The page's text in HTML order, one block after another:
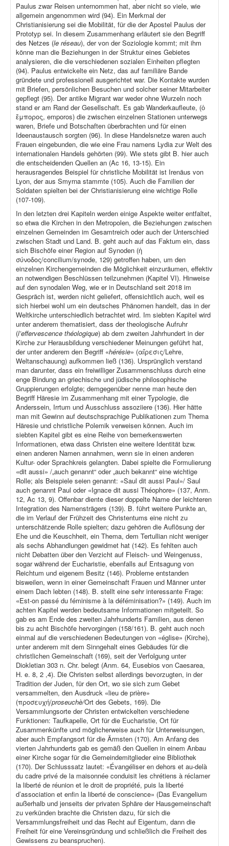
Paulus zwar Reisen unternommen hat, aber nicht so viele, wie
allgemein angenommen wird (94). Ein Merkmal der
Christianisierung sei die Mobilität, für die der Apostel Paulus der
Prototyp sei. In diesem Zusammenhang erläutert sie den Begriff
des Netzes (le réseau), der von der Soziologie kommt; mit ihm
könne man die Beziehungen in der Struktur eines Gebietes
analysieren, die die verschiedenen sozialen Einheiten pflegten
(94). Paulus entwickelte ein Netz, das auf familiäre Bande
gründete und professionell ausgerichtet war. Die Kontakte wurden
mit Briefen, persönlichen Besuchen und solcher seiner Mitarbeiter
gepflegt (95). Der antike Migrant war weder ohne Wurzeln noch
stand er am Rand der Gesellschaft. Es gab Wanderkaufleute, (ὁ
ἔμπορος, emporos) die zwischen einzelnen Stationen unterwegs
waren, Briefe und Botschaften überbrachten und für einen
Ideenaustausch sorgten (96). In diese Handelsnetze waren auch
Frauen eingebunden, die wie eine Frau namens Lydia zur Welt des
internationalen Handels gehörten (99). Wie stets gibt B. hier auch
die entscheidenden Quellen an (Ac 16, 13-15). Ein
herausragendes Beispiel für christliche Mobilität ist Irenäus von
Lyon, der aus Smyrna stammte (105). Auch die Familien der
Soldaten spielten bei der Christianisierung eine wichtige Rolle
(107-109).
In den letzten drei Kapiteln werden einige Aspekte weiter entfaltet,
so etwa die Kirchen in den Metropolen, die Beziehungen zwischen
einzelnen Gemeinden im Gesamtreich oder auch der Unterschied
zwischen Stadt und Land. B. geht auch auf das Faktum ein, dass
sich Bischöfe einer Region auf Synoden (ἡ
σύνοδος/concilium/synode, 129) getroffen haben, um den
einzelnen Kirchengemeinden die Möglichkeit einzuräumen, effektiv
an notwendigen Beschlüssen teilzunehmen (Kapitel VI). Hinweise
auf den synodalen Weg, wie er in Deutschland seit 2018 im
Gespräch ist, werden nicht geliefert, offensichtlich auch, weil es
sich hierbei wohl um ein deutsches Phänomen handelt, das in der
Weltkirche unterschiedlich betrachtet wird. Im siebten Kapitel wird
unter anderem thematisiert, dass der theologische Aufruhr
(l’effervescence théologique) ab dem zweiten Jahrhundert in der
Kirche zur Herausbildung verschiedener Meinungen geführt hat,
der unter anderem den Begriff «hérésie» (αἵρεσις/Lehre,
Weltanschauung) aufkommen ließ (136). Ursprünglich verstand
man darunter, dass ein freiwilliger Zusammenschluss durch eine
enge Bindung an griechische und jüdische philosophische
Gruppierungen erfolgte; demgegenüber nenne man heute den
Begriff Häresie im Zusammenhang mit einer Typologie, die
Anderssein, Irrtum und Ausschluss assoziiere (136). Hier hätte
man mit Gewinn auf deutschsprachige Publikationen zum Thema
Häresie und christliche Polemik verweisen können. Auch im
siebten Kapitel gibt es eine Reihe von bemerkenswerten
Informationen, etwa dass Christen eine weitere Identität bzw.
einen anderen Namen annahmen, wenn sie in einen anderen
Kultur- oder Sprachkreis gelangten. Dabei spielte die Formulierung
«dit aussi» /„auch genannt“ oder „auch bekannt“ eine wichtige
Rolle; als Beispiele seien genannt: «Saul dit aussi Paul»/ Saul
auch genannt Paul oder «Ignace dit aussi Théophore» (137, Anm.
12, Ac 13, 9). Offenbar diente dieser doppelte Name der leichteren
Integration des Namensträgers (139). B. führt weitere Punkte an,
die im Verlauf der Frühzeit des Christentums eine nicht zu
unterschätzende Rolle spielten; dazu gehören die Auflösung der
Ehe und die Keuschheit, ein Thema, dem Tertullian nicht weniger
als sechs Abhandlungen gewidmet hat (142). Es fehlten auch
nicht Debatten über den Verzicht auf Fleisch- und Weingenuss,
sogar während der Eucharistie, ebenfalls auf Entsagung von
Reichtum und eigenem Besitz (146). Probleme entstanden
bisweilen, wenn in einer Gemeinschaft Frauen und Männer unter
einem Dach lebten (148). B. stellt eine sehr interessante Frage:
«Est-on passé du féminisme à la déféminisation?» (149). Auch im
achten Kapitel werden bedeutsame Informationen mitgeteilt. So
gab es am Ende des zweiten Jahrhunderts Familien, aus denen
bis zu acht Bischöfe hervorgingen (158/161). B. geht auch noch
einmal auf die verschiedenen Bedeutungen von «église» (Kirche),
unter anderem mit dem Sinngehalt eines Gebäudes für die
christlichen Gemeinschaft (169), seit der Verfolgung unter
Diokletian 303 n. Chr. belegt (Anm. 64, Eusebios von Caesarea,
H. e. 8, 2 ,4). Die Christen selbst allerdings bevorzugten, in der
Tradition der Juden, für den Ort, wo sie sich zum Gebet
versammelten, den Ausdruck «lieu de prière»
(προσευχή/proseuchè/Ort des Gebets, 169). Die
Versammlungsorte der Christen entwickelten verschiedene
Funktionen: Taufkapelle, Ort für die Eucharistie, Ort für
Zusammenkünfte und möglicherweise auch für Unterweisungen,
aber auch Empfangsort für die Ärmsten (170). Am Anfang des
vierten Jahrhunderts gab es gemäß den Quellen in einem Anbau
einer Kirche sogar für die Gemeindemitglieder eine Bibliothek
(170). Der Schlusssatz lautet: «Évangéliser en dehors et au-delà
du cadre privé de la maisonnée conduisit les chrétiens à réclamer
la liberté de réunion et le droit de propriété, puis la liberté
d’association et enfin la liberté de conscience» (Das Evangelium
außerhalb und jenseits der privaten Sphäre der Hausgemeinschaft
zu verkünden brachte die Christen dazu, für sich die
Versammlungsfreiheit und das Recht auf Eigentum, dann die
Freiheit für eine Vereinsgründung und schließlich die Freiheit des
Gewissens zu beanspruchen).